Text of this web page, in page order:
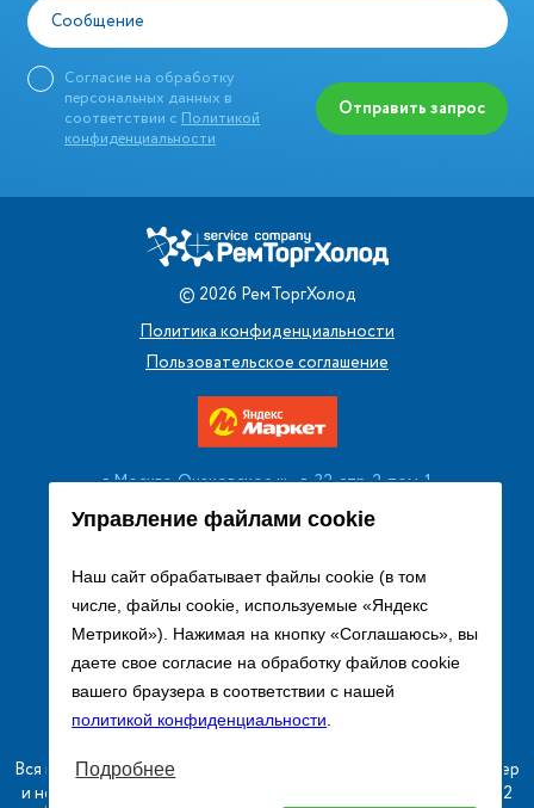
Управление файлами cookie
Наш сайт обрабатывает файлы cookie (в том
числе, файлы cookie, используемые «Яндекс
Метрикой»). Нажимая на кнопку «Соглашаюсь», вы
даете свое согласие на обработку файлов cookie
вашего браузера в соответствии с нашей
политикой конфиденциальности.
Подробнее
Сообщение
Согласие на обработку
персональных данных в
соответствии с Политикой
конфиденциальности
Отправить запрос
© 2026 РемТоргХолод
Политика конфиденциальности
Пользовательское соглашение
г. Москва, Очаковское ш., д. 32, стр. 2, пом. 1
+7 (495) 256 08 13
Заказать звонок
sales@remtorgholod.ru
Разработка и продвижение сайта
Вся информация на сайте о товарах носит справочный характер
и не является публичной офертой в соответствии с пунктом 2